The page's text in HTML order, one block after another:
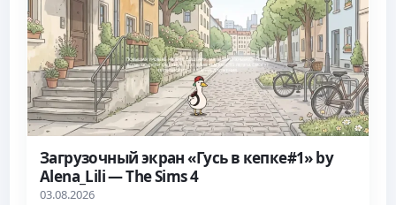
Загрузочный экран «Гусь в кепке#1» by
Alena_Lili — The Sims 4
03.08.2026